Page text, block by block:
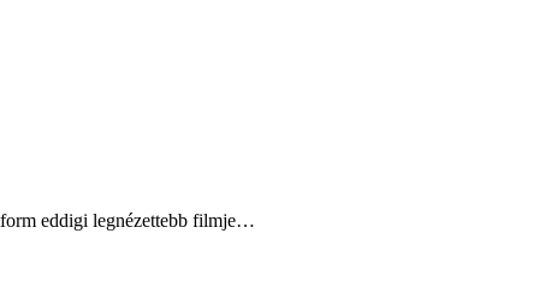
eddigi legnézettebb filmje…